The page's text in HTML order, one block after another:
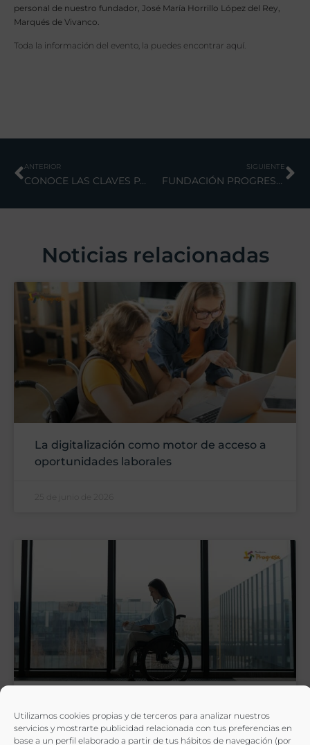
Utilizamos cookies propias y de terceros para analizar nuestros
servicios y mostrarte publicidad relacionada con tus preferencias en
base a un perfil elaborado a partir de tus hábitos de navegación (por
personal de nuestro fundador, José María Horrillo López del Rey
Marqués de Vivanco.
Toda la información del evento, la puedes encontrar aquí.
ANTERIOR
CONOCE LAS CLAVES PARA SALIR DEL PARO DE LARGA DURACIÓN EN 2021 Y ACCEDE DE NUEVO AL MERCADO LABORAL
SIGUIENTE
FUNDACIÓN PROGRESA, EL APOYO CONTINUO A PERSONAS CON DIFERENTES CAPACIDADES.
Noticias relacionadas
La digitalización como motor de acceso a
oportunidades laborales
inclusión, innovación y desarrollo